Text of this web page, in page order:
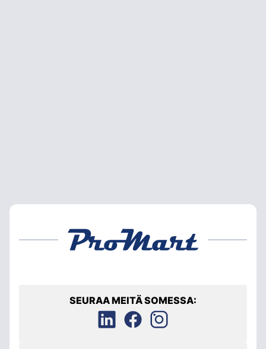
SEURAA MEITÄ SOMESSA: